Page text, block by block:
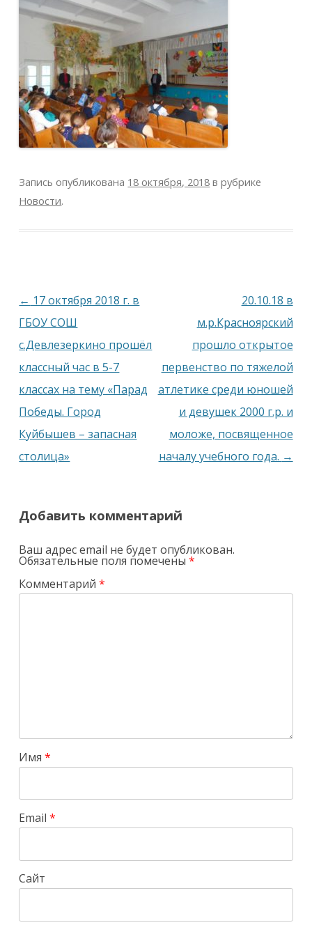
Запись опубликована 18 октября, 2018 в рубрике
Новости.
Навигация
по
записям
← 17 октября 2018 г. в
ГБОУ СОШ
с.Девлезеркино прошёл
классный час в 5-7
классах на тему «Парад
Победы. Город
Куйбышев – запасная
столица»
20.10.18 в
м.р.Красноярский
прошло открытое
первенство по тяжелой
атлетике среди юношей
и девушек 2000 г.р. и
моложе, посвященное
началу учебного года. →
Добавить комментарий
Ваш адрес email не будет опубликован.
Обязательные поля помечены*
Комментарий*
Имя*
Email*
Сайт